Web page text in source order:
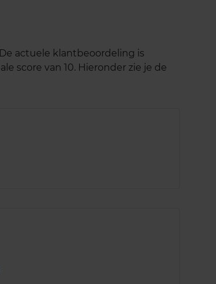
actuele klantbeoordeling is
score van 10. Hieronder zie je de